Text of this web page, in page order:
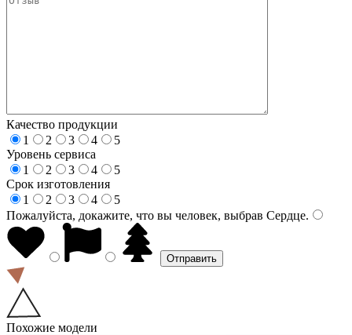
Качество продукции
1
2 3 4
5
Уровень сервиса
1
2 3 4
5
Срок изготовления
1
2 3 4
5
Пожалуйста, докажите, что вы человек, выбрав Сердце.
Похожие модели